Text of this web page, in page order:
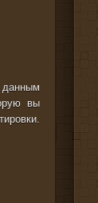
данным
вы